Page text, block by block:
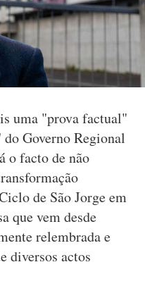
uma "prova factual"
Governo Regional
o facto de não
de São Jorge em
que vem desde
relembrada e
diversos actos